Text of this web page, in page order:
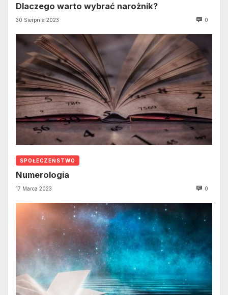
Dlaczego warto wybrać narożnik?
30 Sierpnia 2023 0
SPOŁECZEŃSTWO
Numerologia
17 Marca 2023 0